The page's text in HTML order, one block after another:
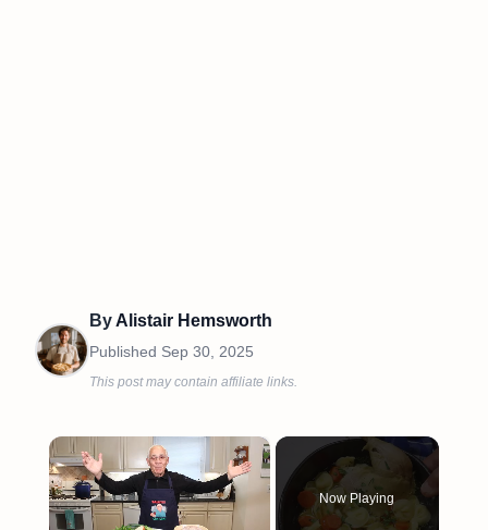
ByAlistair Hemsworth
Published Sep 30, 2025
This post may contain affiliate links.
×
Now Playing